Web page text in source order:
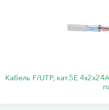
Кабель F/UTP, кат.5Е